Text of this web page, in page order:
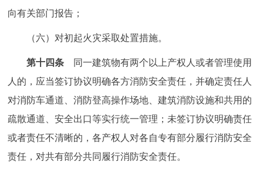
向有关部门报告；
（六）对初起火灾采取处置措施。
第十四条 同一建筑物有两个以上产权人或者管理使用
人的，应当签订协议明确各方消防安全责任，并确定责任人
对消防车通道、消防登高操作场地、建筑消防设施和共用的
疏散通道、安全出口等实行统一管理；未签订协议明确责任
或者责任不清晰的，各产权人对各自专有部分履行消防安全
责任，对共有部分共同履行消防安全责任。